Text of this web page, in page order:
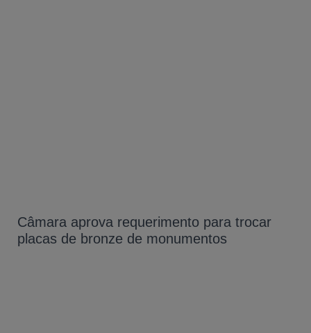
Câmara aprova requerimento para trocar
placas de bronze de monumentos